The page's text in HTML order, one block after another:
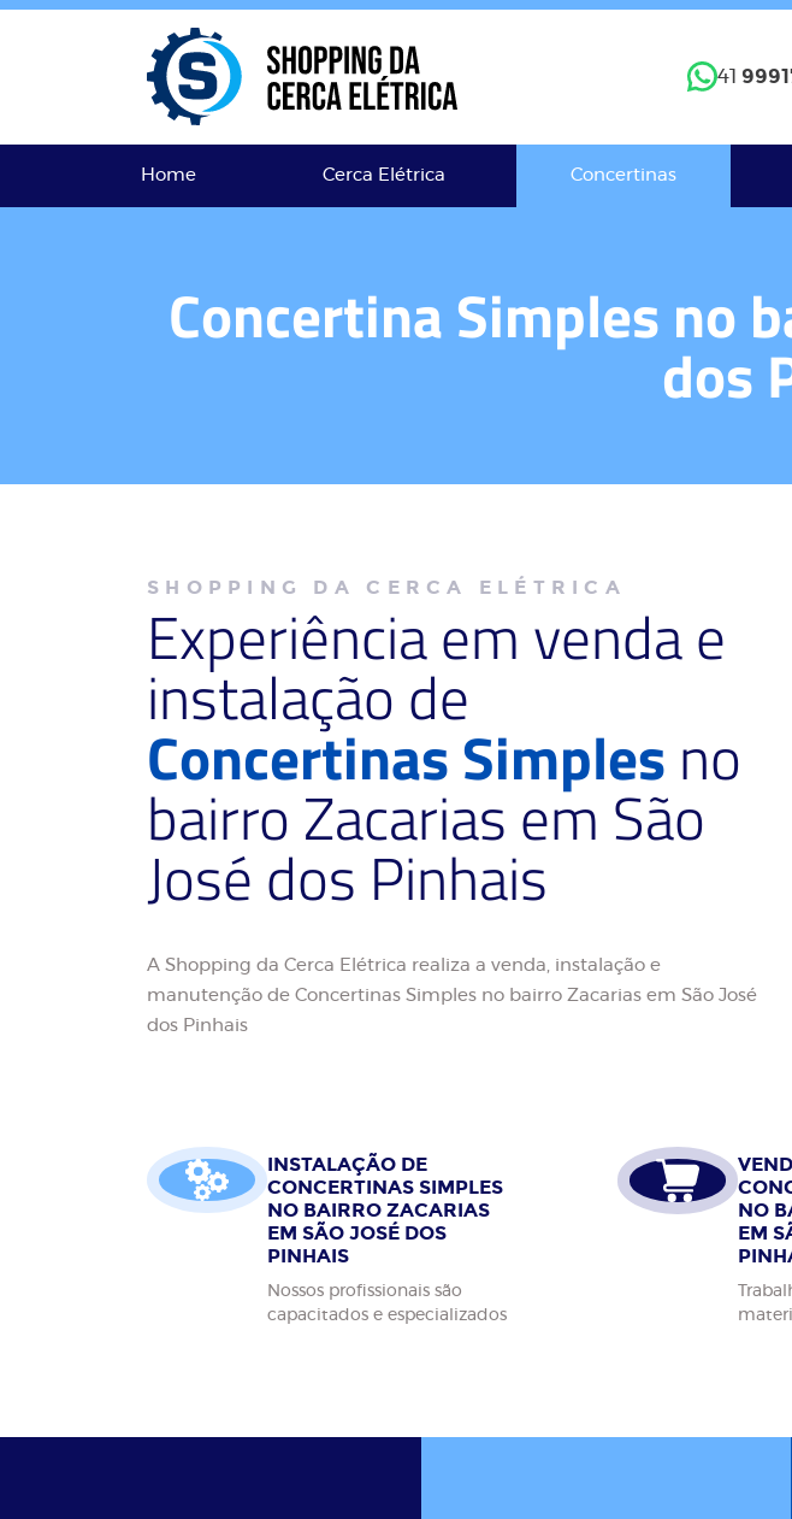
41
Home Cerca Elétrica Concertinas
Concertina Simples no
dos
SHOPPING DA CERCA ELÉTRICA
Experiência em venda e
instalação de
Concertinas Simples no
bairro Zacarias em São
José dos Pinhais
A Shopping da Cerca Elétrica realiza a venda, instalação e
manutenção de Concertinas Simples no bairro Zacarias em São José
dos Pinhais
INSTALAÇÃO DE
CONCERTINAS SIMPLES
NO BAIRRO ZACARIAS
EM SÃO JOSÉ DOS
PINHAIS
Nossos profissionais são
capacitados e especializados
NO
EM